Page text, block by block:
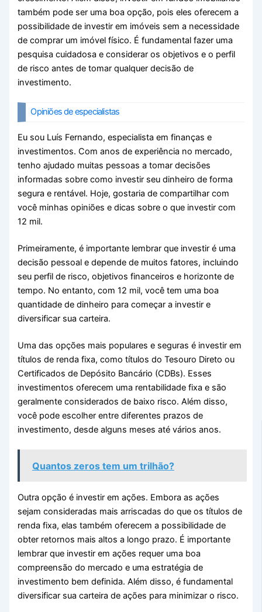
também pode ser uma boa opção, pois eles oferecem a
possibilidade de investir em imóveis sem a necessidade
de comprar um imóvel físico. É fundamental fazer uma
pesquisa cuidadosa e considerar os objetivos e o perfil
de risco antes de tomar qualquer decisão de
investimento.
Opiniões de especialistas
Eu sou Luís Fernando, especialista em finanças e
investimentos. Com anos de experiência no mercado,
tenho ajudado muitas pessoas a tomar decisões
informadas sobre como investir seu dinheiro de forma
segura e rentável. Hoje, gostaria de compartilhar com
você minhas opiniões e dicas sobre o que investir com
12 mil.
Primeiramente, é importante lembrar que investir é uma
decisão pessoal e depende de muitos fatores, incluindo
seu perfil de risco, objetivos financeiros e horizonte de
tempo. No entanto, com 12 mil, você tem uma boa
quantidade de dinheiro para começar a investir e
diversificar sua carteira.
Uma das opções mais populares e seguras é investir em
títulos de renda fixa, como títulos do Tesouro Direto ou
Certificados de Depósito Bancário (CDBs). Esses
investimentos oferecem uma rentabilidade fixa e são
geralmente considerados de baixo risco. Além disso,
você pode escolher entre diferentes prazos de
investimento, desde alguns meses até vários anos.
Quantos zeros tem um trilhão?
Outra opção é investir em ações. Embora as ações
sejam consideradas mais arriscadas do que os títulos de
renda fixa, elas também oferecem a possibilidade de
obter retornos mais altos a longo prazo. É importante
lembrar que investir em ações requer uma boa
compreensão do mercado e uma estratégia de
investimento bem definida. Além disso, é fundamental
diversificar sua carteira de ações para minimizar o risco.